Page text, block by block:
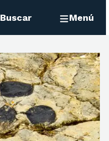
Buscar Menú